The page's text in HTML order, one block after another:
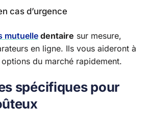
cas d’urgence
mutuelle dentaire sur mesure,
en ligne. Ils vous aideront à
du marché rapidement.
spécifiques pour